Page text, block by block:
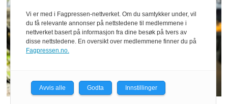
Vi er med i Fagpressen-nettverket. Om du samtykker under, vil
du få relevante annonser på nettstedene til medlemmene i
nettverket basert på informasjon fra dine besøk på tvers av
disse nettstedene. En oversikt over medlemmene finner du på
Fagpressen.no.
Avvis alle Godta Innstillinger